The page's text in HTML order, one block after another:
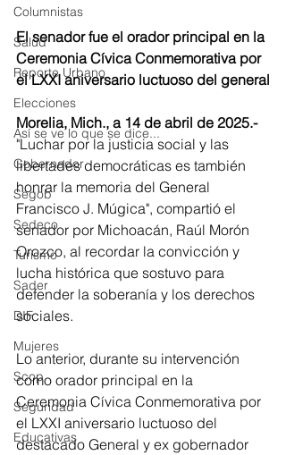
Columnistas
Salud
Reporte Urbano
Elecciones
Así se ve lo que se dice...
Gobernador
Segob
Sedeco
Turismo
Sader
DIF
Mujeres
Scop
Seguridad
Educativas
El senador fue el orador principal en la
Ceremonia Cívica Conmemorativa por
el LXXI aniversario luctuoso del general
Morelia, Mich., a 14 de abril de 2025.-
"Luchar por la justicia social y las
libertades democráticas es también
honrar la memoria del General
Francisco J. Múgica", compartió el
senador por Michoacán, Raúl Morón
Orozco, al recordar la convicción y
lucha histórica que sostuvo para
defender la soberanía y los derechos
sociales.
Lo anterior, durante su intervención
como orador principal en la
Ceremonia Cívica Conmemorativa por
el LXXI aniversario luctuoso del
destacado General y ex gobernador